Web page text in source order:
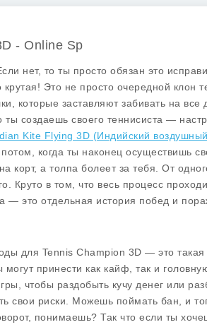
- Online Sp
нет, то ты просто обязан это
Это не просто очередной клон
которые заставляют забивать на все
создаешь своего теннисиста —
Kite Flying 3D (Индийский
когда ты наконец осуществишь
корт, а толпа болеет за тебя. От
Круто в том, что весь процесс
это отдельная история побед и
для Tennis Champion 3D — это такая
принести как кайф, так и
чтобы раздобыть кучу денег или
свои риски. Можешь поймать бан, и
понимаешь? Так что если ты